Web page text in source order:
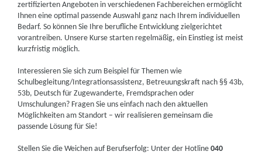
zertifizierten Angeboten in verschiedenen Fachbereichen ermöglicht
Ihnen eine optimal passende Auswahl ganz nach Ihrem individuellen
Bedarf. So können Sie Ihre berufliche Entwicklung zielgerichtet
vorantreiben. Unsere Kurse starten regelmäßig, ein Einstieg ist meist
kurzfristig möglich.
Interessieren Sie sich zum Beispiel für Themen wie
Schulbegleitung/Integrationsassistenz, Betreuungskraft nach §§ 43b,
53b, Deutsch für Zugewanderte, Fremdsprachen oder
Umschulungen? Fragen Sie uns einfach nach den aktuellen
Möglichkeiten am Standort – wir realisieren gemeinsam die
passende Lösung für Sie!
Stellen Sie die Weichen auf Berufserfolg: Unter der Hotline040